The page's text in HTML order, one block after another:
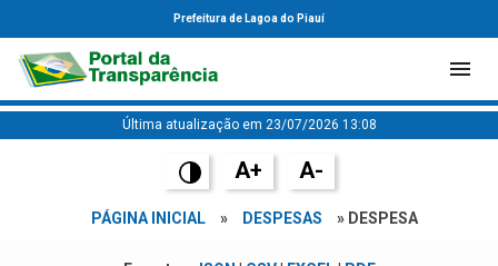
Prefeitura de Lagoa do Piauí
Última atualização em 23/07/2026 13:08
A+ A-
PÁGINA INICIAL » DESPESAS » DESPESA